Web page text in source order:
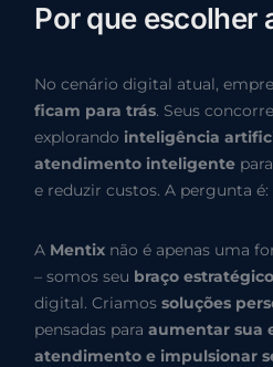
Por que escolher
No cenário digital atual,
ficam para trás. Seus
explorando inteligência
atendimento inteligente
e reduzir custos. A pergunta é:
A Mentix não é apenas uma
– somos seu braço estratégico
digital. Criamossoluções
pensadas paraaumentar sua
atendimento e impulsionar